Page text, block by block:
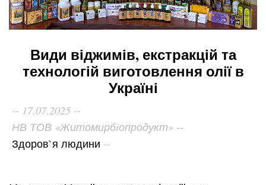
Види віджимів, екстракцій та
технологій виготовлення олії в
Україні
17.07.2025
НВ ТОВ «Житомирбiопродукт»
Здоров`я людини